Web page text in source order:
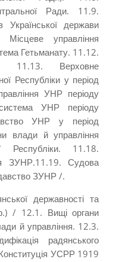
Ради. 11.9.
Української держави
управління
Гетьманату. 11.12.
11.13. Верховне
Республіки у період
УНР періоду
УНР періоду
УНР у період
влади й управління
Республіки. 11.18.
ЗУНР.11.19. Судова
ЗУНР /.
державності та
/ 12.1. Вищі органи
й управління. 12.3.
радянського
УСРР 1919